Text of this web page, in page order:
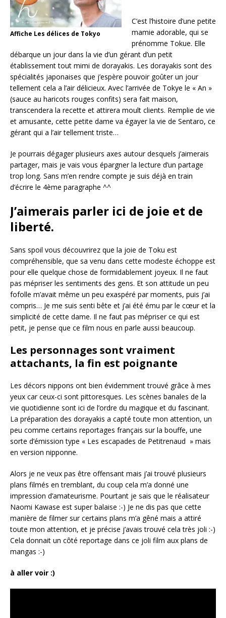
Affiche Les délices de Tokyo
C’est l’histoire d’une petite
mamie adorable, qui se
prénomme Tokue. Elle
débarque un jour dans la vie d’un gérant d’un petit
établissement tout mimi de dorayakis. Les dorayakis sont des
spécialités japonaises que j’espère pouvoir goûter un jour
tellement cela a l’air délicieux. Avec l’arrivée de Tokye le « An »
(sauce au haricots rouges confits) sera fait maison,
transcendera la recette et attirera moult clients. Remplie de vie
et amusante, cette petite dame va égayer la vie de Sentaro, ce
gérant qui a l’air tellement triste…
Je pourrais dégager plusieurs axes autour desquels j’aimerais
partager, mais je vais vous épargner la lecture d’un partage
trop long. Sans m’en rendre compte je suis déjà en train
d’écrire le 4ème paragraphe ^^
J’aimerais parler ici de joie et de
liberté.
Sans spoil vous découvrirez que la joie de Toku est
compréhensible, que sa venu dans cette modeste échoppe est
pour elle quelque chose de formidablement joyeux. Il ne faut
pas mépriser les sentiments des gens. Et son attitude un peu
fofolle m’avait même un peu exaspéré par moments, puis j’ai
compris… Je me suis senti bête et j’ai été ému par le cœur et la
simplicité de cette dame. Il ne faut pas mépriser ce qui est
petit, je pense que ce film nous en parle aussi beaucoup.
Les personnages sont vraiment
attachants, la fin est poignante
Les décors nippons ont bien évidemment trouvé grâce à mes
yeux car ceux-ci sont pittoresques. Les scènes banales de la
vie quotidienne sont ici de l’ordre du magique et du fascinant.
La préparation des dorayakis a capté toute mon attention, un
peu comme certains reportages français sur la bouffe, une
sorte d’émission type « Les escapades de Petitrenaud » mais
en version nipponne.
Alors je ne veux pas être offensant mais j’ai trouvé plusieurs
plans filmés en tremblant, du coup cela m’a donné une
impression d’amateurisme. Pourtant je sais que le réalisateur
Naomi Kawase est super balaise :-) Je ne dis pas que cette
manière de filmer sur certains plans m’a gêné mais a attiré
toute mon attention, et je précise j’avais trouvé cela très joli :-)
Cela donnait un côté reportage dans ce joli film aux plans de
mangas :-)
à aller voir :)